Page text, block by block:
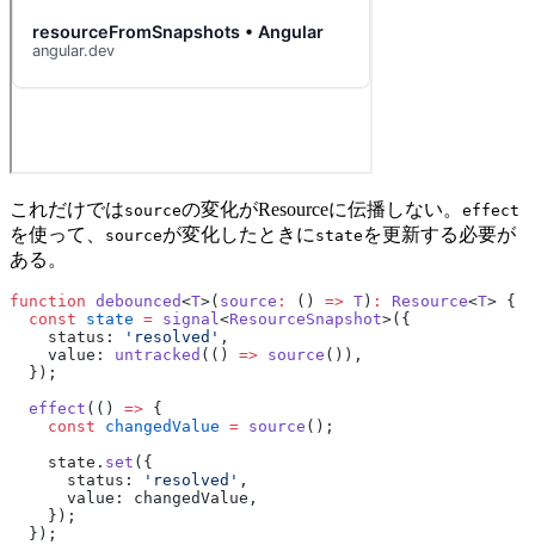
これだけではsourceの変化がResourceに伝播しない。 effect
を使って、 sourceが変化したときにstate を更新する必要が
ある。
function debounced<T>( source : () => T ) : Resource<T> {
  const
state = signal<ResourceSnapshot>({
    status:
'resolved' ,
    value:
untracked (() => source ()),
  });
  effect
(() => {
    const
changedValue = source ();
    state.
set ({
      status:
'resolved' ,
      value: changedValue,
    });
  });